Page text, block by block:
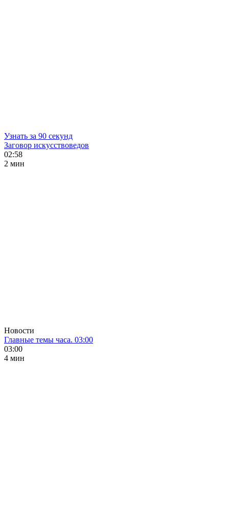
Узнать за 90 секунд
Заговор искусствоведов
02:58
2 мин
Новости
Главные темы часа. 03:00
03:00
4 мин